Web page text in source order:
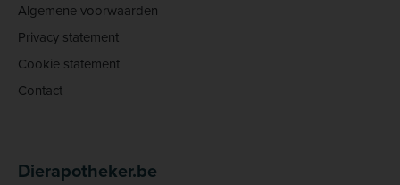
Algemene voorwaarden
Privacy statement
Cookie statement
Contact
Dierapotheker.be